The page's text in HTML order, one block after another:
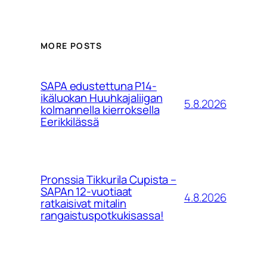
MORE POSTS
SAPA edustettuna P14-
ikäluokan Huuhkajaliigan
kolmannella kierroksella
Eerikkilässä
5.8.2026
Pronssia Tikkurila Cupista –
SAPAn 12-vuotiaat
ratkaisivat mitalin
rangaistuspotkukisassa!
4.8.2026